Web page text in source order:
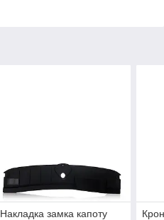
Накладка замка капоту